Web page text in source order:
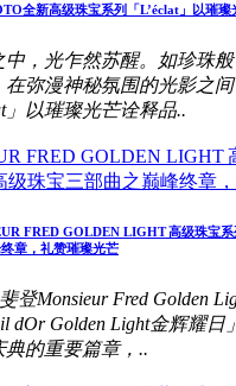
全新高级珠宝系列「L’éclat」以璀璨
中，光乍然苏醒。如珍珠
在弥漫神秘氛围的光影之
」以璀璨光芒诠释品..
FRED GOLDEN LIGHT 高级珠宝
章，礼赞璀璨光芒
登Monsieur Fred Golden
dOr Golden Light金辉耀
典的重要篇章，..